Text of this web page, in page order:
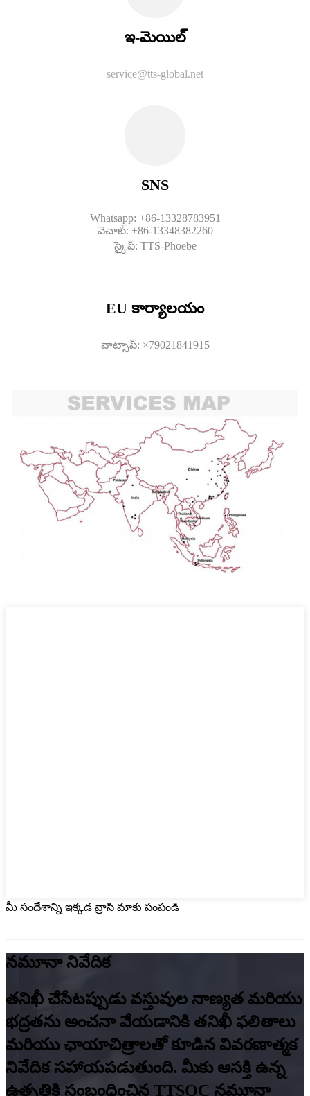
ఇ-మెయిల్
service@tts-global.net
SNS
Whatsapp: +86-13328783951
వెచాట్: +86-13348382260
స్కైప్: TTS-Phoebe
EU కార్యాలయం
వాట్సాప్: ×79021841915
మీ సందేశాన్ని ఇక్కడ వ్రాసి మాకు పంపండి
నమూనా నివేదిక
తనిఖీ చేసేటప్పుడు వస్తువుల నాణ్యత మరియు
భద్రతను అంచనా వేయడానికి తనిఖీ ఫలితాలు
మరియు ఛాయాచిత్రాలతో కూడిన వివరణాత్మక
నివేదిక సహాయపడుతుంది. మీకు ఆసక్తి ఉన్న
ఉత్పత్తికి సంబంధించిన TTSQC నమూనా